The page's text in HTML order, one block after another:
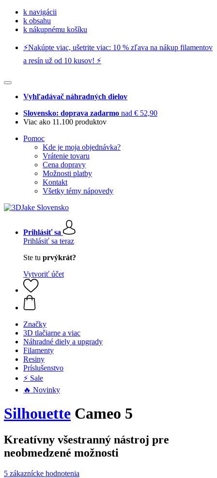
k navigácii
k obsahu
k nákupnému košíku
⚡️Nakúpte viac, ušetrite viac: 10 % zľava na nákup filamentov
a resín už od 10 kusov! ⚡️
Vyhľadávač náhradných dielov
Slovensko: doprava zadarmo nad € 52,90
Viac ako 11.100 produktov
Pomoc
Kde je moja objednávka?
Vrátenie tovaru
Cena dopravy
Možnosti platby
Kontakt
Všetky témy nápovedy
Prihlásiť sa
Prihlásiť sa teraz
Ste tu prvýkrát?
Vytvoriť účet
Značky
3D tlačiarne a viac
Náhradné diely a upgrady
Filamenty
Resiny
Príslušenstvo
⚡ Sale
🔥 Novinky
Silhouette Cameo 5
Kreatívny všestranný nástroj pre
neobmedzené možnosti
5 zákaznícke hodnotenia